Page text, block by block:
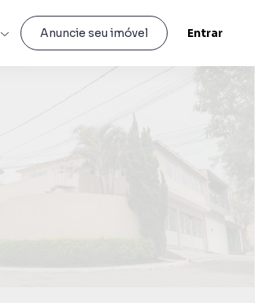
Anuncie seu imóvel Entrar